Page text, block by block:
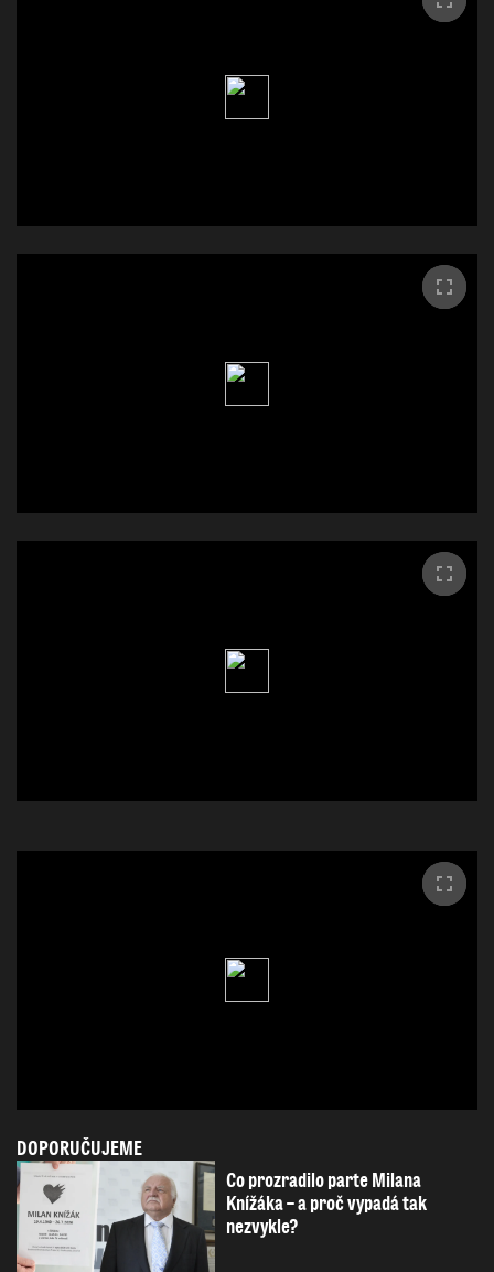
DOPORUČUJEME
Co prozradilo parte Milana
Knížáka – a proč vypadá tak
nezvykle?